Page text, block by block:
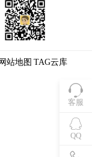
客服
QQ
网站地图 TAG云库